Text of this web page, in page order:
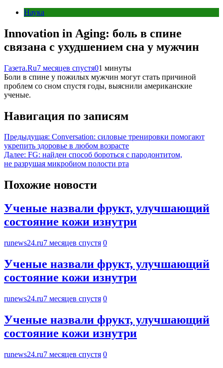
Наука
Innovation in Aging: боль в спине
связана с ухудшением сна у мужчин
Газета.Ru7 месяцев спустя01 минуты
Боли в спине у пожилых мужчин могут стать причиной
проблем со сном спустя годы, выяснили американские
ученые.
Навигация по записям
Предыдущая: Conversation: силовые тренировки помогают
укрепить здоровье в любом возрасте
Далее: FG: найден способ бороться с пародонтитом,
не разрушая микробиом полости рта
Похожие новости
Ученые назвали фрукт, улучшающий
состояние кожи изнутри
runews24.ru7 месяцев спустя 0
Ученые назвали фрукт, улучшающий
состояние кожи изнутри
runews24.ru7 месяцев спустя 0
Ученые назвали фрукт, улучшающий
состояние кожи изнутри
runews24.ru7 месяцев спустя 0